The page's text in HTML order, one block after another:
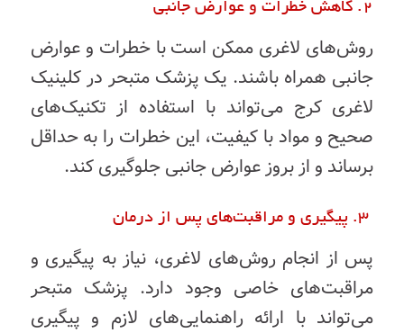
2. کاهش خطرات و عوارض جانبی
روش‌های لاغری ممکن است با خطرات و عوارض
جانبی همراه باشند. یک پزشک متبحر در کلینیک
لاغری کرج می‌تواند با استفاده از تکنیک‌های
صحیح و مواد با کیفیت، این خطرات را به حداقل
برساند و از بروز عوارض جانبی جلوگیری کند.
پس از انجام روش‌های لاغری، نیاز به پیگیری و
مراقبت‌های خاصی وجود دارد. پزشک متبحر
می‌تواند با ارائه راهنمایی‌های لازم و پیگیری